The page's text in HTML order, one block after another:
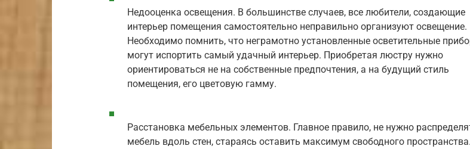
Недооценка освещения. В большинстве случаев, все любители, создающие
интерьер помещения самостоятельно неправильно организуют освещение.
Необходимо помнить, что неграмотно установленные осветительные
могут испортить самый удачный интерьер. Приобретая люстру нужно
ориентироваться не на собственные предпочтения, а на будущий стиль
помещения, его цветовую гамму.
Расстановка мебельных элементов. Главное правило, не нужно
мебель вдоль стен, стараясь оставить максимум свободного